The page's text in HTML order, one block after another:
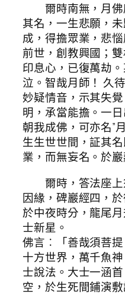
爾時南無，月佛
其名，一生悲願，
成，得擔眾業，悲
前世，創教興國；
印息心，已復萬劫
泣。智哉月師！ 久
妙疑情音，示其失
明，承當能擔。一
朝我成佛，可亦名”
生生世世間，証其
業，而無妄名。於
爾時，答法座上
因緣，碑巖經四，
於中夜時分，龍尾
士新星。
佛言︰「善哉須菩
十方世界，萬千魚
士說法。大士一涵
空，於生死間鋪演敷